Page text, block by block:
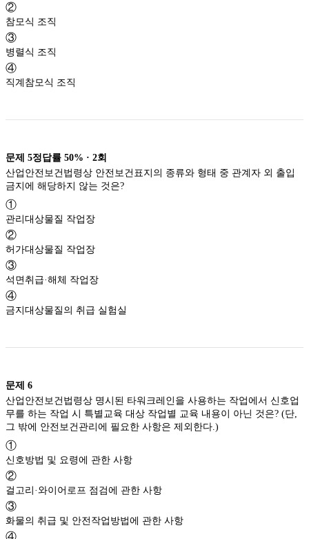
②
참모식 조직
③
병렬식 조직
④
직계참모식 조직
문제 5정답률 50% · 2회
산업안전보건법령상 안전보건표지의 종류와 형태 중 관계자 외 출입
금지에 해당하지 않는 것은?
①
관리대상물질 작업장
②
허가대상물질 작업장
③
석면취급·해체 작업장
④
금지대상물질의 취급 실험실
문제 6
산업안전보건법령상 명시된 타워크레인을 사용하는 작업에서 신호업
무를 하는 작업 시 특별교육 대상 작업별 교육 내용이 아닌 것은? (단,
그 밖에 안전보건관리에 필요한 사항은 제외한다.)
①
신호방법 및 요령에 관한 사항
②
걸고리·와이어로프 점검에 관한 사항
③
화물의 취급 및 안전작업방법에 관한 사항
④